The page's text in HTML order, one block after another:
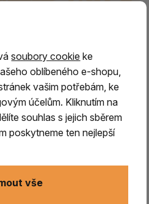
MULADHARA –
čakra)
– 1.kořenová čakra -
soubory cookie ke
oblíbeného e-shopu,
vašim potřebám, ke
účelům. Kliknutím na
souhlas s jejich sběrem
poskytneme ten nejlepší
vše